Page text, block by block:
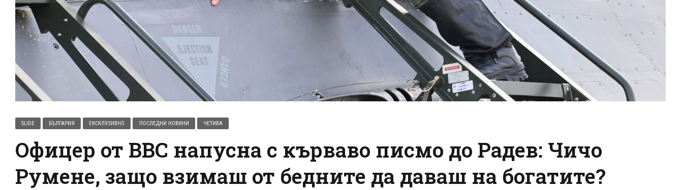
SLIDE БЪЛГАРИЯ ЕКСКЛУЗИВНО ПОСЛЕДНИ НОВИНИ ЧЕТИВА
Офицер от ВВС напусна с кърваво писмо до Радев: Чичо
Румене, защо взимаш от бедните да даваш на богатите?